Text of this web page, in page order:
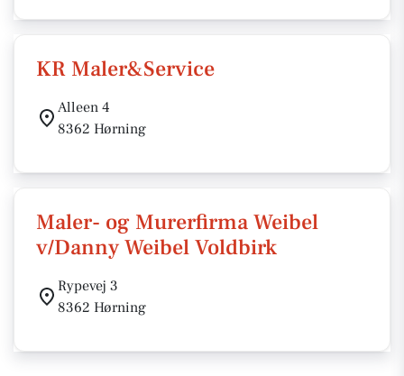
KR Maler&Service
Alleen 4
8362 Hørning
Maler- og Murerfirma Weibel
v/Danny Weibel Voldbirk
Rypevej 3
8362 Hørning